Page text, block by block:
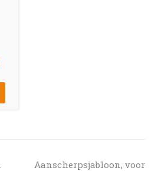
next
Aanscherpsjabloon, voor